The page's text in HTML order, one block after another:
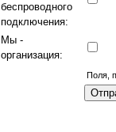
беспроводного
подключения:
Мы -
организация:
Поля,